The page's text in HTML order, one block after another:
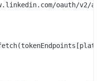
oauth/v2/